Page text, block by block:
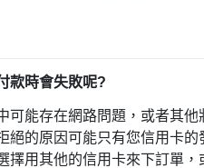
款時會失敗呢?
可能存在網路問題，或者其
絕的原因可能只有您信用卡
擇用其他的信用卡來下訂單